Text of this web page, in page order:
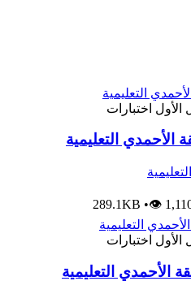
الأول اختبارات
الأحمدي التعليمية
289.1KB •👁
الأول اختبارات
الأحمدي التعليمية